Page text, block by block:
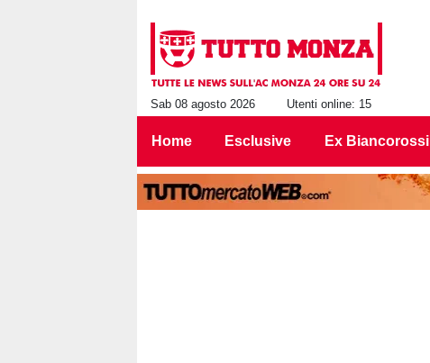
Sab 08 agosto 2026 Utenti online: 15
Home Esclusive Ex Biancorossi